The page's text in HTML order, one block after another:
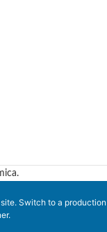
Switch to a production
.